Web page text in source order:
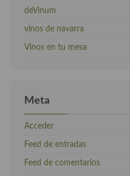
deVinum
vinos de navarra
Vinos en tu mesa
Meta
Acceder
Feed de entradas
Feed de comentarios